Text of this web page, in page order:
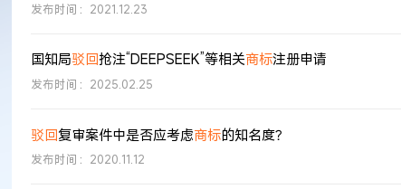
发布时间：2021.12.23
国知局驳回抢注“DEEPSEEK”等相关商标注册申请
发布时间：2025.02.25
驳回复审案件中是否应考虑商标的知名度？
发布时间：2020.11.12